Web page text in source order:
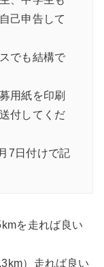
己申告して
でも結構で
用紙を印刷
付してくだ
7日付けで記
を走れば良い
）走れば良い